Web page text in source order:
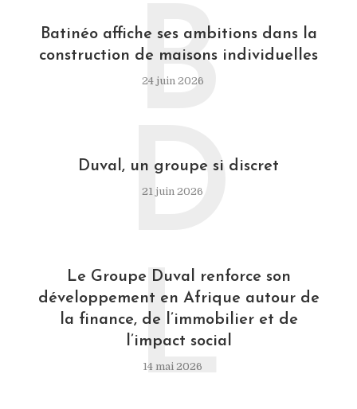
Batinéo affiche ses ambitions dans la
construction de maisons individuelles
24 juin 2026
B
Duval, un groupe si discret
21 juin 2026
D
Le Groupe Duval renforce son
développement en Afrique autour de
la finance, de l’immobilier et de
l’impact social
14 mai 2026
L